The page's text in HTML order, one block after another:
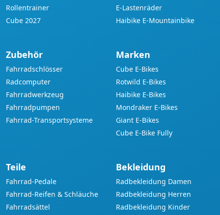
Rollentrainer
Cube 2027
E-Lastenräder
Haibike E-Mountainbike
Zubehör
Fahrradschlösser
Radcomputer
Fahrradwerkzeug
Fahrradpumpen
Fahrrad-Transportsysteme
Marken
Cube E-Bikes
Rotwild E-Bikes
Haibike E-Bikes
Mondraker E-Bikes
Giant E-Bikes
Cube E-Bike Fully
Teile
Fahrrad-Pedale
Fahrrad-Reifen & Schläuche
Fahrradsättel
Bekleidung
Radbekleidung Damen
Radbekleidung Herren
Radbekleidung Kinder